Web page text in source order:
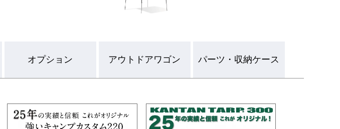
オプション アウトドアワゴン パーツ・収納ケース